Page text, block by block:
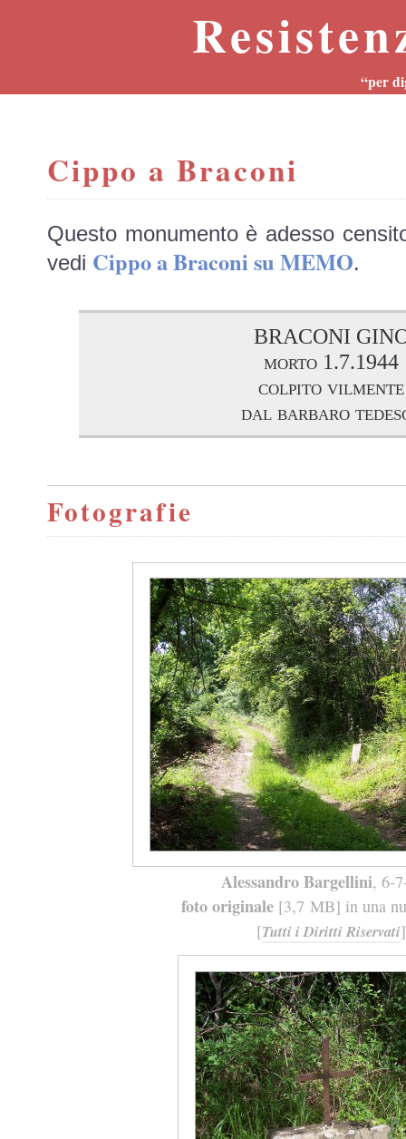
“per
Cippo a Braconi
Questo monumento è adesso
vedi Cippo a Braconi su MEMO.
BRACONI
morto 1.7.1944
colpito vilmente
dal barbaro
Fotografie
Alessandro Bargellini, 6-
foto originale[3,7 MB] in una
[Tutti i Diritti Riservati]